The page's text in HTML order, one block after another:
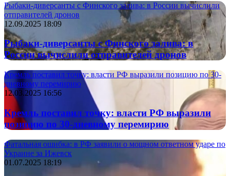
Рыбаки-диверсанты с Финского залива: в России вычислили
отправителей дронов
12.09.2025 18:09
Рыбаки-диверсанты с Финского залива: в
России вычислили отправителей дронов
Кремль поставил точку: власти РФ выразили позицию по 30-
дневному перемирию
12.03.2025 16:56
Кремль поставил точку: власти РФ выразили
позицию по 30-дневному перемирию
Фатальная ошибка: в РФ заявили о мощном ответном ударе по
Украине за Ижевск
01.07.2025 18:19